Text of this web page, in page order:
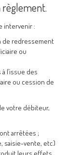
règlement.
intervenir :
de redressement
ou
l’issue des
ou cession de
votre débiteur,
arrêtées ;
saisie-vente, etc)